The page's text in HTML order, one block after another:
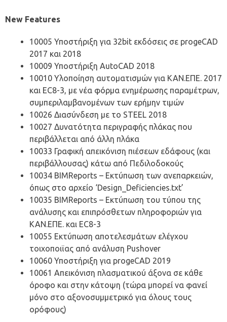
New Features
10005 Υποστήριξη για 32bit εκδόσεις σε progeCAD
2017 και 2018
10009 Υποστήριξη AutoCAD 2018
10010 Υλοποίηση αυτοματισμών για ΚΑΝ.ΕΠΕ. 2017
και EC8-3, με νέα φόρμα ενημέρωσης παραμέτρων,
συμπεριλαμβανομένων των ερήμην τιμών
10026 Διασύνδεση με το STEEL 2018
10027 Δυνατότητα περιγραφής πλάκας που
περιβάλλεται από άλλη πλάκα
10033 Γραφική απεικόνιση πιέσεων εδάφους (και
περιβάλλουσας) κάτω από Πεδιλοδοκούς
10034 BIMReports – Εκτύπωση των ανεπαρκειών,
όπως στο αρχείο ‘Design_Deficiencies.txt’
10035 BIMReports – Εκτύπωση του τύπου της
ανάλυσης και επιπρόσθετων πληροφοριών για
ΚΑΝ.ΕΠΕ. και EC8-3
10055 Εκτύπωση αποτελεσμάτων ελέγχου
τοιχοποιϊας από ανάλυση Pushover
10060 Υποστήριξη για progeCAD 2019
10061 Απεικόνιση πλασματικού άξονα σε κάθε
όροφο και στην κάτοψη (τώρα μπορεί να φανεί
μόνο στο αξονοσυμμετρικό για όλους τους
ορόφους)